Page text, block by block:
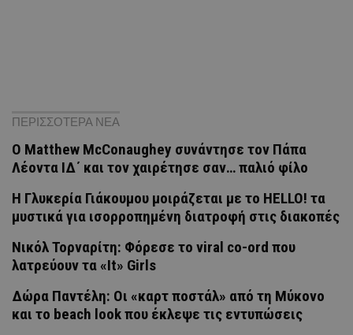
ΠΕΡΙΣΣΟΤΕΡΑ ΝΕΑ
Ο Matthew McConaughey συνάντησε τον Πάπα
Λέοντα ΙΔ΄ και τον χαιρέτησε σαν… παλιό φίλο
H Γλυκερία Γιάκουμου μοιράζεται με το HELLO! τα
μυστικά για ισορροπημένη διατροφή στις διακοπές
Νικόλ Τορναρίτη: Φόρεσε το viral co-ord που
λατρεύουν τα «It» Girls
Δώρα Παντέλη: Οι «καρτ ποστάλ» από τη Μύκονο
και το beach look που έκλεψε τις εντυπώσεις